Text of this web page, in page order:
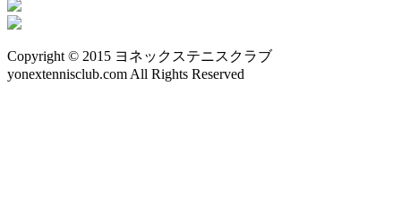
Copyright © 2015 ヨネックステニスクラブ
yonextennisclub.com All Rights Reserved